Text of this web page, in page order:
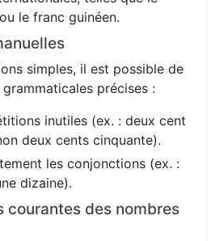
le franc guinéen.
simples, il est possible de
précises :
inutiles (ex. : deux cent
deux cents cinquante).
les conjonctions (ex. :
dizaine).
courantes des nombres